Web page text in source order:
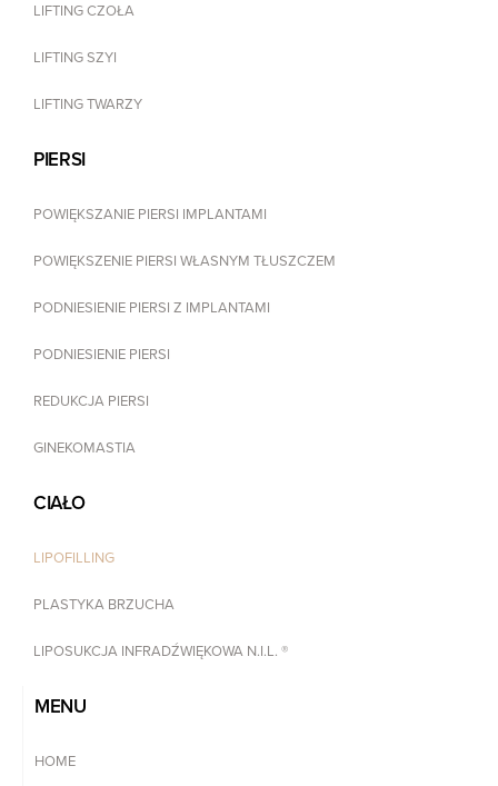
LIFTING CZOŁA
LIFTING SZYI
LIFTING TWARZY
PIERSI
POWIĘKSZANIE PIERSI IMPLANTAMI
POWIĘKSZENIE PIERSI WŁASNYM TŁUSZCZEM
PODNIESIENIE PIERSI Z IMPLANTAMI
PODNIESIENIE PIERSI
REDUKCJA PIERSI
GINEKOMASTIA
CIAŁO
LIPOFILLING
PLASTYKA BRZUCHA
LIPOSUKCJA INFRADŹWIĘKOWA N.I.L. ®
MENU
HOME